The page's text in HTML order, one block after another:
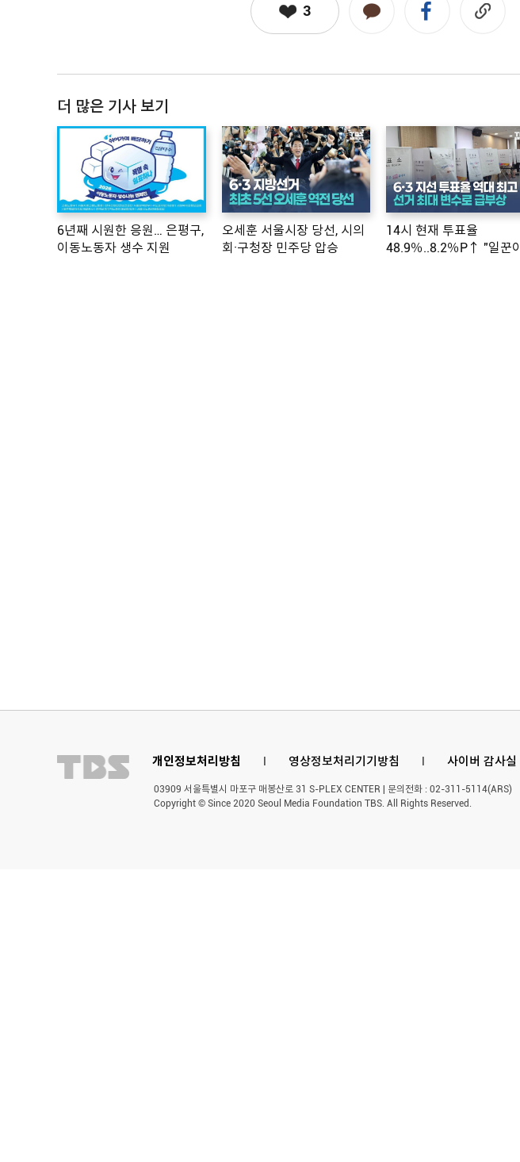
3
더 많은 기사 보기
6년째 시원한 응원… 은평구,
이동노동자 생수 지원
오세훈 서울시장 당선, 시의
회·구청장 민주당 압승
14시 현재 투표율
48.9％..8.2％P↑ "일꾼이
개인정보처리방침 l 영상정보처리기기방침 l 사이버 감사실
03909 서울특별시 마포구 매봉산로 31 S-PLEX CENTER | 문의전화 : 02-311-5114(ARS)
Copyright © Since 2020 Seoul Media Foundation TBS. All Rights Reserved.